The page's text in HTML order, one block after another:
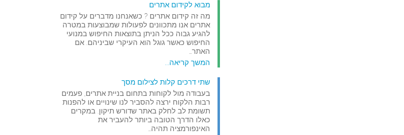
מבוא לקידום אתרים
מה זה קידום אתרים ? כשאנחנו מדברים על קידום
אתרים אנו מתכוונים לפעולות שמבוצעות במטרה
להגיע גבוה ככל הניתן בתוצאות החיפוש במנועי
החיפוש כאשר גוגל הוא העיקרי שביניהם. אם
האתר…
המשך קריאה...
שתי דרכים קלות לצילום מסך
בעבודה מול לקוחות בתחום בניית אתרים, פעמים
רבות הלקוח ירצה להסביר לנו שינויים או להפנות
תשומת לב לחלק באתר שדורש תיקון. במקרים
כאלו הדרך הטובה ביותר להעביר את
האינפורמציה תהיה…